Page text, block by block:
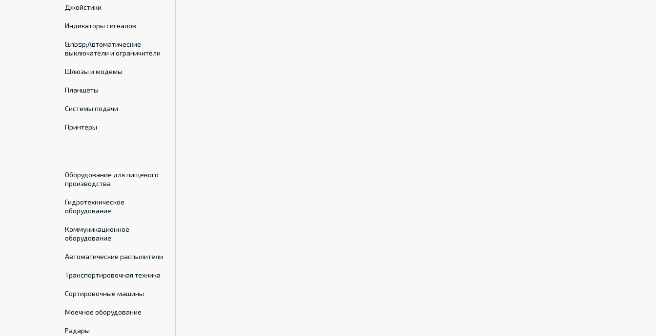
Джойстики
Индикаторы сигналов
&nbsp;Автоматические
выключатели и ограничители
Шлюзы и модемы
Планшеты
Системы подачи
Принтеры
Оборудование для пищевого
производства
Гидротехническое
оборудование
Коммуникационное
оборудование
Автоматические распылители
Транспортировочная техника
Cортировочные машины
Моечное оборудование
Радары